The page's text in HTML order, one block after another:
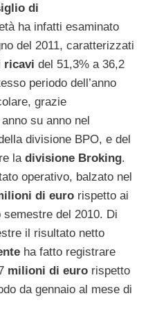
di
ha infatti esaminato
del 2011, caratterizzati
ricavi del 51,3% a 36,2
periodo dell’anno
grazie
su anno nel
divisione BPO, e del
la divisione Broking.
operativo, balzato nel
di euro rispetto ai
del 2010. Di
il risultato netto
ha fatto registrare
milioni di euro rispetto
da gennaio al mese di